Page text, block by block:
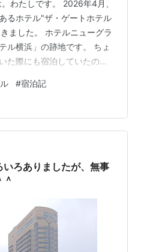
わたしです。 2026年4月、
るホテル"ザ・ゲートホテル
ました。 ホテルニューグラ
ル横浜」の跡地です。 ちょ
た際にも宿泊していたので
ングルバスルーム 314号室
HULICは2025年2月に開業
・ゲートホテル横浜 by
Hall Way Room Rooftop T…
#宿泊記
ろありましたが、無事